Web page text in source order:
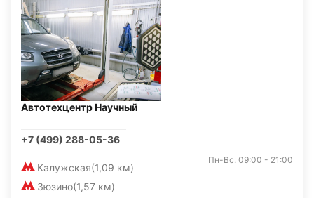
Автотехцентр Научный
+7 (499) 288-05-36
Калужская(1,09 км)
Зюзино(1,57 км)
Пн-Вс: 09:00 - 21:00